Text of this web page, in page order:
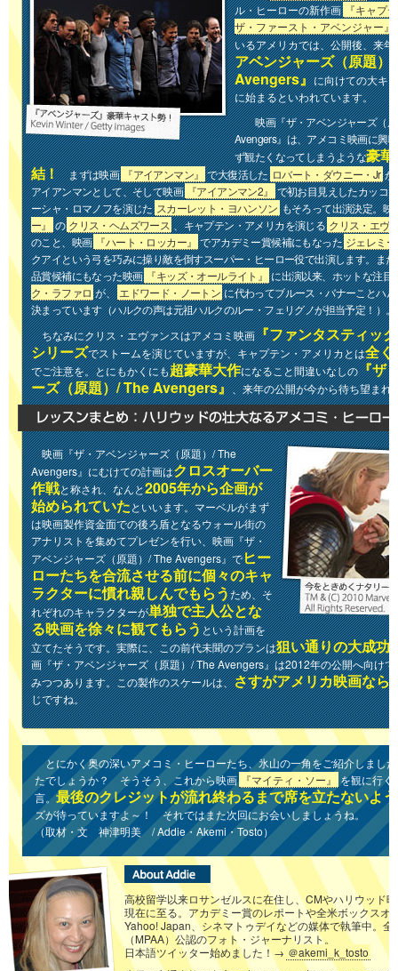
ル・ヒーローの新作画
『キャ
ザ・ファースト・アベンジャー』
いるアメリカでは、公開後、来年
アベンジャーズ（原題）
Avengers』に向けての大キ
に始まるといわれています。
映画『ザ・アベンジャーズ（原
Avengers』は、アメコミ映画に興
ず観たくなってしまうような豪華
結！まずは映画 『アイアンマン』 で大復活した ロバート・ダウニー・Jr が
アイアンマンとして、そして映画
『アイアンマン2』
で初お目見えしたカッコ
ーシャ・ロマノフを演じた スカーレット・ヨハンソン もそろって出演決定。映
ー』
の クリス・ヘムズワース 、キャプテン・アメリカを演じる クリス・エヴ
のこと、映画
『ハート・ロッカー』 でアカデミー賞候補にもなった ジェレミ
クアイという弓を巧みに操り敵を倒すスーパー・ヒーロー役で出演します。ま
品賞候補にもなった映画
『キッズ・オールライト』
に出演以来、ホットな注目
ク・ラファロ が、 エドワード・ノートン に代わってブルース・バナーことハ
決まっています（ハルクの声は元祖ハルクのルー・フェリグノが担当予定！）。
ちなみにクリス・エヴァンスはアメコミ映画『ファンタスティッ
シリーズでストームを演じていますが、キャプテン・アメリカとは全く
でご注意を。とにもかくにも超豪華大作になること間違いなしの『ザ
ーズ（原題）/ The Avengers』、来年の公開が今から待ち望まれ
映画『ザ・アベンジャーズ（原題）/ The
Avengers』にむけての計画はクロスオーバー
作戦と称され、なんと2005年から企画が
始められていたといいます。マーベルがまず
は映画製作資金面での後ろ盾となるウォール街の
アナリストを集めてプレゼンを行い、映画『ザ・
アベンジャーズ（原題）/ The Avengers』でヒー
ローたちを合流させる前に個々のキャ
ラクターに慣れ親しんでもらうため、そ
れぞれのキャラクターが単独で主人公とな
る映画を徐々に観てもらうという計画を
立てたそうです。実際に、この前代未聞のプランは狙い通りの大成功
画『ザ・アベンジャーズ（原題）/ The Avengers』は2012年の公開へ向け
みつつあります。この製作のスケールは、さすがアメリカ映画なら
じですね。
とにかく奥の深いアメコミ・ヒーローたち、氷山の一角をご紹介しまし
たでしょうか？ そうそう、これから映画
『マイティ・ソー』
を観に行く
言。最後のクレジットが流れ終わるまで席を立たないよ
ズが待っていますよ～！ それではまた次回にお会いしましょうね。
（取材・文 神津明美 / Addie・Akemi・Tosto）
高校留学以来ロサンゼルスに在住し、CMやハリウッド
現在に至る。アカデミー賞のレポートや全米ボックスオ
Yahoo! Japan、シネマトゥデイなどの媒体で執筆中。全
（MPAA）公認のフォト・ジャーナリスト。
日本語ツイッター始めました！→ ＠akemi_k_tosto